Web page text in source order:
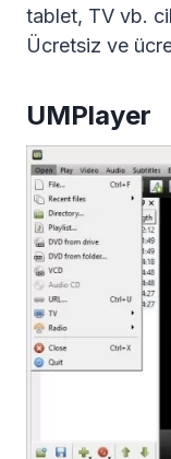
tablet, TV vb.
Ücretsiz ve
UMPlayer